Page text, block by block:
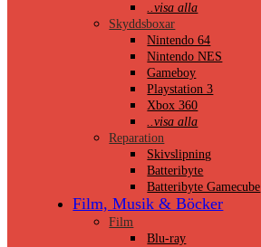
..visa alla
Skyddsboxar
Nintendo 64
Nintendo NES
Gameboy
Playstation 3
Xbox 360
..visa alla
Reparation
Skivslipning
Batteribyte
Batteribyte Gamecube
Film, Musik & Böcker
Film
Blu-ray